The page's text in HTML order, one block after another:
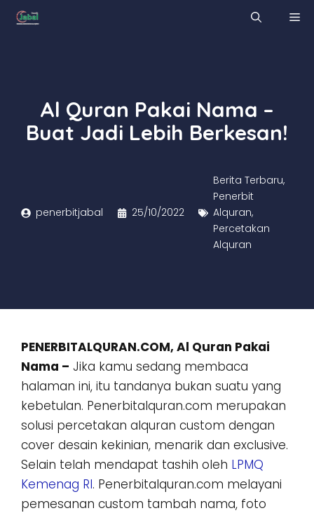
Skip
Al Quran Pakai Nama –
Buat Jadi Lebih Berkesan!
penerbitjabal 25/10/2022
Berita Terbaru,
Penerbit
Alquran,
Percetakan
Alquran
PENERBITALQURAN.COM, Al Quran Pakai
Nama – Jika kamu sedang membaca
halaman ini, itu tandanya bukan suatu yang
kebetulan. Penerbitalquran.com merupakan
solusi percetakan alquran custom dengan
cover desain kekinian, menarik dan exclusive.
Selain telah mendapat tashih oleh LPMQ
Kemenag RI. Penerbitalquran.com melayani
pemesanan custom tambah nama, foto